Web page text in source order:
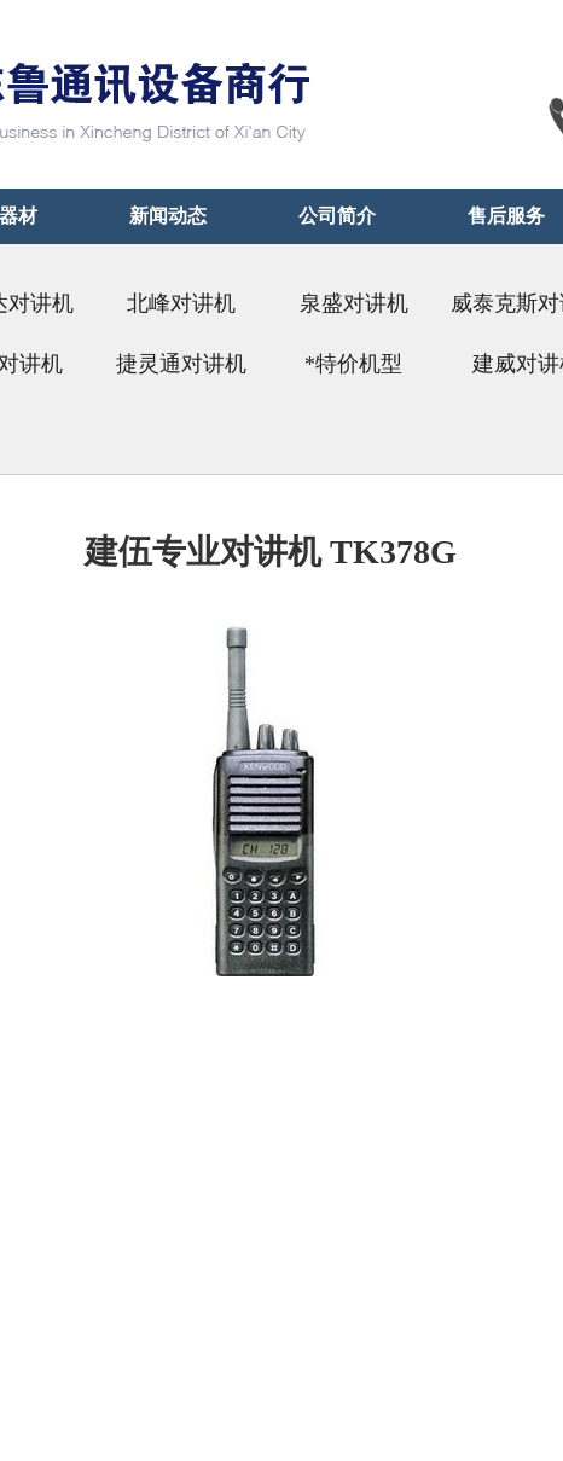
材 新闻动态 公司简介 售后服务
对讲机
通）
北峰对讲机 泉盛对讲机 威泰克斯
讲机 捷灵通对讲机 *特价机型 建威对
建伍专业对讲机 TK378G